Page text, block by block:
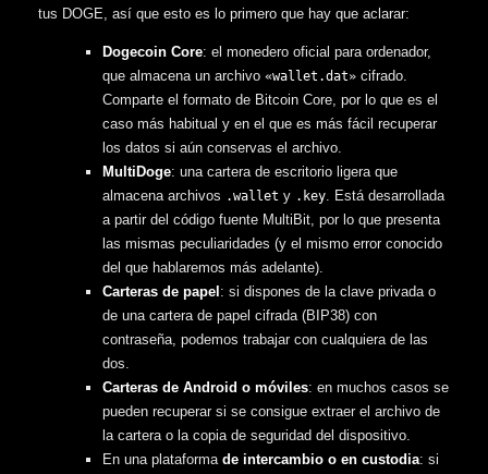
tus DOGE, así que esto es lo primero que hay que aclarar:
Dogecoin Core: el monedero oficial para ordenador,
que almacena un archivo «wallet.dat»cifrado.
Comparte el formato de Bitcoin Core, por lo que es el
caso más habitual y en el que es más fácil recuperar
los datos si aún conservas el archivo.
MultiDoge: una cartera de escritorio ligera que
almacena archivos .wallet y .key. Está desarrollada
a partir del código fuente MultiBit, por lo que presenta
las mismas peculiaridades (y el mismo error conocido
del que hablaremos más adelante).
Carteras de papel : si dispones de la clave privada o
de una cartera de papel cifrada (BIP38) con
contraseña, podemos trabajar con cualquiera de las
dos.
Carteras de Android o móviles: en muchos casos se
pueden recuperar si se consigue extraer el archivo de
la cartera o la copia de seguridad del dispositivo.
En una plataforma de intercambio o en custodia: si